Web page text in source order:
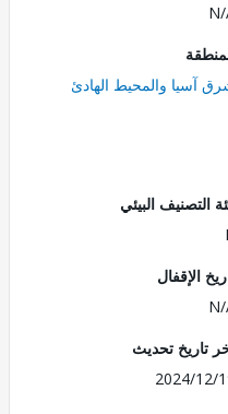
والمحيط الهادئ
البيئي
تحديث